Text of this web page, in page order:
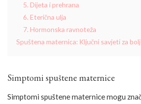
5. Dijeta i prehrana
6. Eterična ulja
7. Hormonska ravnoteža
Spuštena maternica: Ključni savjeti za
Simptomi spuštene maternice
Simptomi spuštene maternice mogu